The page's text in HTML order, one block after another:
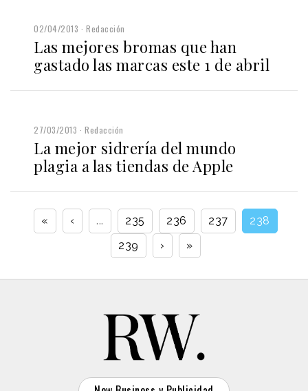
02/04/2013 Redacción
Las mejores bromas que han
gastado las marcas este 1 de abril
27/03/2013 Redacción
La mejor sidrería del mundo
plagia a las tiendas de Apple
« ‹ ... 235 236 237
238
239
› »